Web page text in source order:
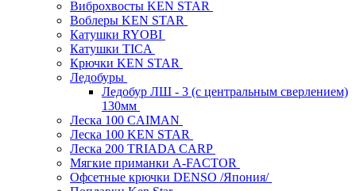
Виброхвосты KEN STAR
Воблеры KEN STAR
Катушки RYOBI
Катушки TICA
Крючки KEN STAR
Ледобуры
Ледобур ЛШ - 3 (с центральным сверлением)
130мм
Леска 100 CAIMAN
Леска 100 KEN STAR
Леска 200 TRIADA CARP
Мягкие приманки A-FACTOR
Офсетные крючки DENSO /Япония/